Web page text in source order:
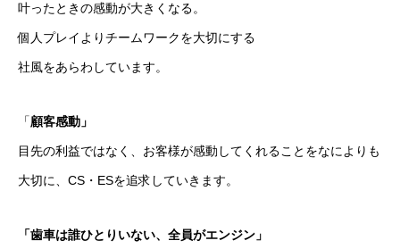
叶ったときの感動が大きくなる。
個人プレイよりチームワークを大切にする
社風をあらわしています。
「顧客感動」
目先の利益ではなく、お客様が感動してくれることをなによりも
大切に、CS・ESを追求していきます。
「歯車は誰ひとりいない、全員がエンジン」